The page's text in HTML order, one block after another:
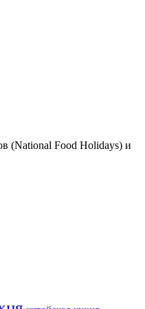
(National Food Holidays) и